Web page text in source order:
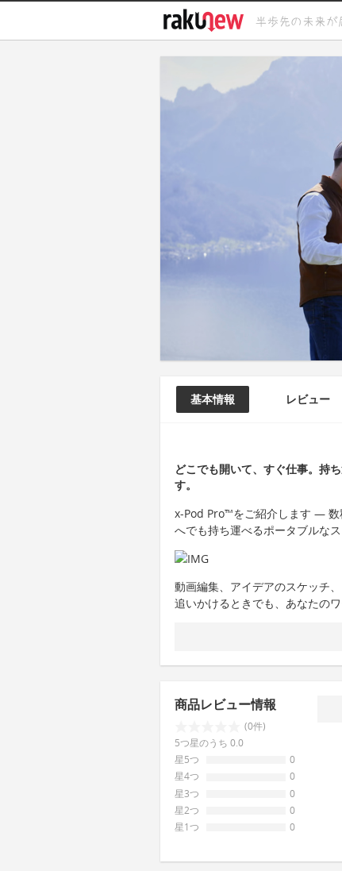
基本情報 レビュー
どこでも開いて、すぐ仕事。持
す。
x-Pod Pro™をご紹介します — 数
へでも持ち運べるポータブルな
動画編集、アイデアのスケッチ
追いかけるときでも、あなたの
商品レビュー情報
(0件)
5つ星のうち 0.0
星5つ
0
星4つ
0
星3つ
0
星2つ
0
星1つ
0